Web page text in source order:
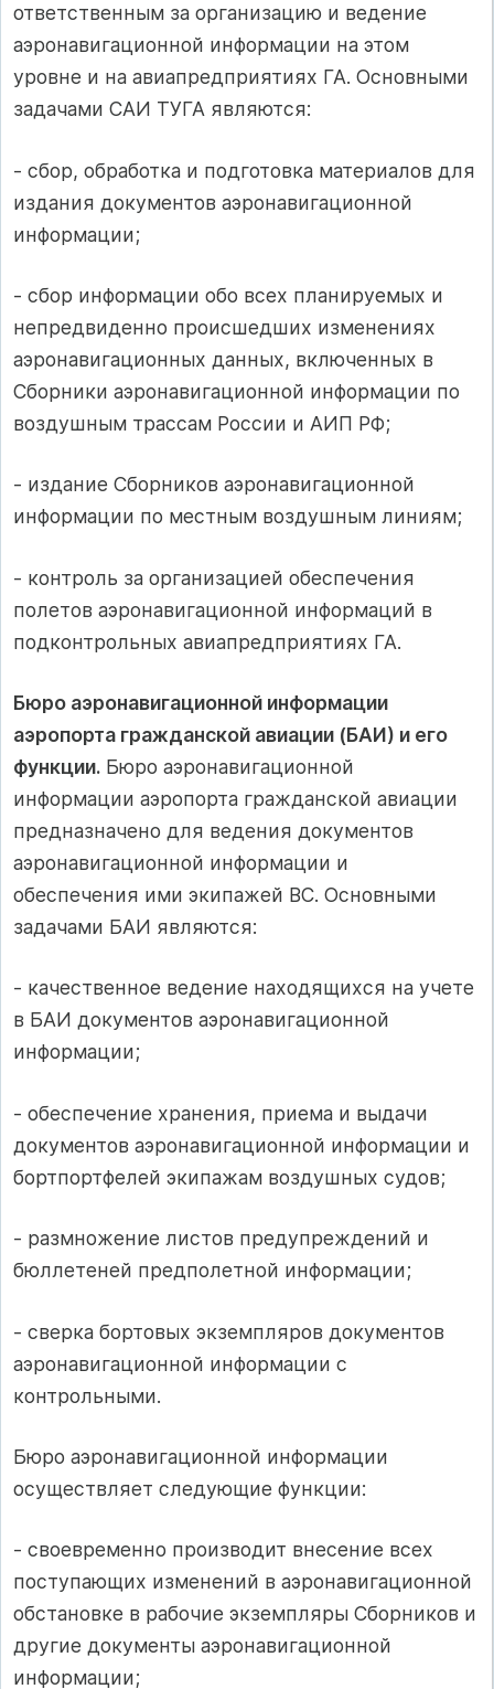
ответственным за организацию и ведение
аэронавигационной информации на этом
уровне и на авиапредприятиях ГА. Основными
задачами САИ ТУГА являются:
- сбор, обработка и подготовка материалов для
издания документов аэронавигационной
информации;
- сбор информации обо всех планируемых и
непредвиденно происшедших изменениях
аэронавигационных данных, включенных в
Сборники аэронавигационной информации по
воздушным трассам России и АИП РФ;
- издание Сборников аэронавигационной
информации по местным воздушным линиям;
- контроль за организацией обеспечения
полетов аэронавигационной информаций в
подконтрольных авиапредприятиях ГА.
Бюро аэронавигационной информации
аэропорта гражданской авиации (БАИ) и его
функции. Бюро аэронавигационной
информации аэропорта гражданской авиации
предназначено для ведения документов
аэронавигационной информации и
обеспечения ими экипажей ВС. Основными
задачами БАИ являются:
- качественное ведение находящихся на учете
в БАИ документов аэронавигационной
информации;
- обеспечение хранения, приема и выдачи
документов аэронавигационной информации и
бортпортфелей экипажам воздушных судов;
- размножение листов предупреждений и
бюллетеней предполетной информации;
- сверка бортовых экземпляров документов
аэронавигационной информации с
контрольными.
Бюро аэронавигационной информации
осуществляет следующие функции:
- своевременно производит внесение всех
поступающих изменений в аэронавигационной
обстановке в рабочие экземпляры Сборников и
другие документы аэронавигационной
информации;